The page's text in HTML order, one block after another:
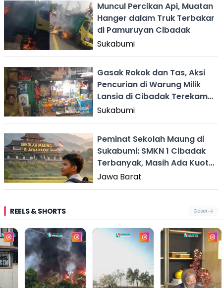
Muncul Percikan Api, Muatan
Hanger dalam Truk Terbakar
di Pamuruyan Cibadak
Sukabumi
Gasak Rokok dan Tas, Aksi
Pencurian di Warung Milik
Lansia di Cibadak Terekam
CCTV
Sukabumi
Peminat Sekolah Maung di
Sukabumi: SMKN 1 Cibadak
Terbanyak, Masih Ada Kuota
di SMAN 1 Pelabuhanratu
Jawa Barat
REELS & SHORTS Geser